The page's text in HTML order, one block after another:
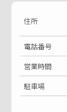
住所
電話番号
営業時間
駐車場